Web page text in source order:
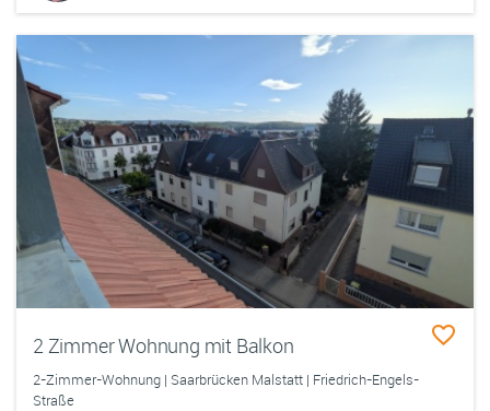
2 Zimmer Wohnung mit Balkon
2-Zimmer-Wohnung | Saarbrücken Malstatt | Friedrich-Engels-
Straße